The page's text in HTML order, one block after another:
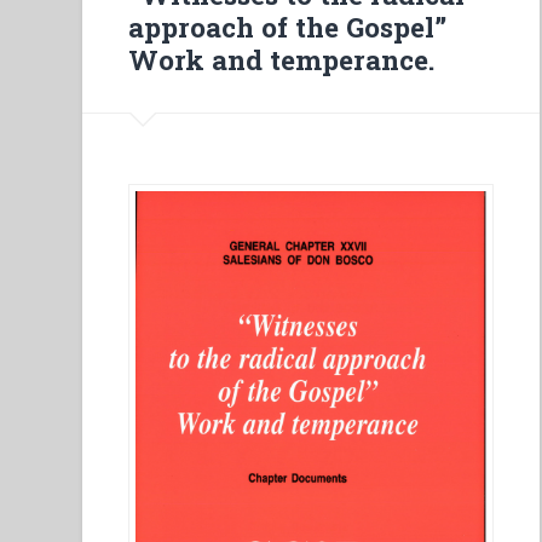
(1929-
1939)”
approach of the Gospel”
Work and temperance.